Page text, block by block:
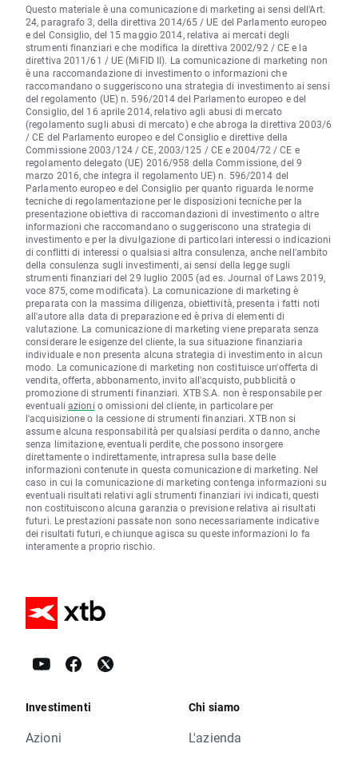
Questo materiale è una comunicazione di marketing ai sensi dell'Art.
24, paragrafo 3, della direttiva 2014/65 / UE del Parlamento europeo
e del Consiglio, del 15 maggio 2014, relativa ai mercati degli
strumenti finanziari e che modifica la direttiva 2002/92 / CE e la
direttiva 2011/61 / UE (MiFID II). La comunicazione di marketing non
è una raccomandazione di investimento o informazioni che
raccomandano o suggeriscono una strategia di investimento ai sensi
del regolamento (UE) n. 596/2014 del Parlamento europeo e del
Consiglio, del 16 aprile 2014, relativo agli abusi di mercato
(regolamento sugli abusi di mercato) e che abroga la direttiva 2003/6
/ CE del Parlamento europeo e del Consiglio e direttive della
Commissione 2003/124 / CE, 2003/125 / CE e 2004/72 / CE e
regolamento delegato (UE) 2016/958 della Commissione, del 9
marzo 2016, che integra il regolamento UE) n. 596/2014 del
Parlamento europeo e del Consiglio per quanto riguarda le norme
tecniche di regolamentazione per le disposizioni tecniche per la
presentazione obiettiva di raccomandazioni di investimento o altre
informazioni che raccomandano o suggeriscono una strategia di
investimento e per la divulgazione di particolari interessi o indicazioni
di conflitti di interessi o qualsiasi altra consulenza, anche nell'ambito
della consulenza sugli investimenti, ai sensi della legge sugli
strumenti finanziari del 29 luglio 2005 (ad es. Journal of Laws 2019,
voce 875, come modificata). La comunicazione di marketing è
preparata con la massima diligenza, obiettività, presenta i fatti noti
all'autore alla data di preparazione ed è priva di elementi di
valutazione. La comunicazione di marketing viene preparata senza
considerare le esigenze del cliente, la sua situazione finanziaria
individuale e non presenta alcuna strategia di investimento in alcun
modo. La comunicazione di marketing non costituisce un'offerta di
vendita, offerta, abbonamento, invito all'acquisto, pubblicità o
promozione di strumenti finanziari. XTB S.A. non è responsabile per
eventuali azioni o omissioni del cliente, in particolare per
l'acquisizione o la cessione di strumenti finanziari. XTB non si
assume alcuna responsabilità per qualsiasi perdita o danno, anche
senza limitazione, eventuali perdite, che possono insorgere
direttamente o indirettamente, intrapresa sulla base delle
informazioni contenute in questa comunicazione di marketing. Nel
caso in cui la comunicazione di marketing contenga informazioni su
eventuali risultati relativi agli strumenti finanziari ivi indicati, questi
non costituiscono alcuna garanzia o previsione relativa ai risultati
futuri. Le prestazioni passate non sono necessariamente indicative
dei risultati futuri, e chiunque agisca su queste informazioni lo fa
interamente a proprio rischio.
Investimenti
Azioni
Chi siamo
L'azienda